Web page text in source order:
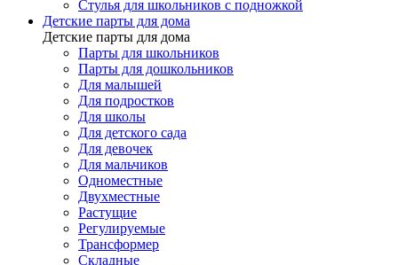
Стулья для школьников с подножкой
Детские парты для дома
Детские парты для дома
Парты для школьников
Парты для дошкольников
Для малышей
Для подростков
Для школы
Для детского сада
Для девочек
Для мальчиков
Одноместные
Двухместные
Растущие
Регулируемые
Трансформер
Складные